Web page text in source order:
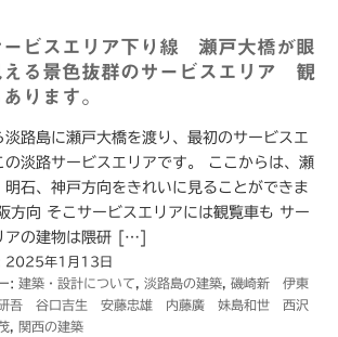
ービスエリア下り線 瀬戸大橋が眼
える景色抜群のサービスエリア 観
ります。
淡路島に瀬戸大橋を渡り、最初のサービスエ
の淡路サービスエリアです。 ここからは、瀬
明石、神戸方向をきれいに見ることができま
方向 そこサービスエリアには観覧車も サー
アの建物は隈研 […]
2025年1月13日
: 建築・設計について, 淡路島の建築, 磯崎新 伊東
吾 谷口吉生 安藤忠雄 内藤廣 妹島和世 西沢
, 関西の建築